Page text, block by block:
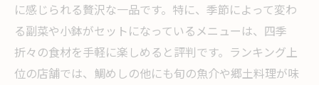
に感じられる贅沢な一品です。特に、季節によって変わ
る副菜や小鉢がセットになっているメニューは、四季
折々の食材を手軽に楽しめると評判です。ランキング上
位の店舗では、鯛めしの他にも旬の魚介や郷土料理が味